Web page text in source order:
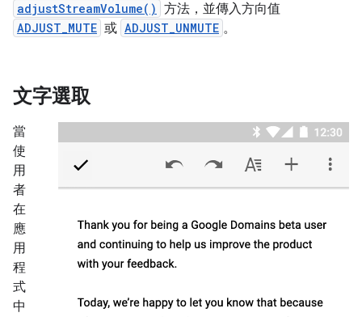
adjustStreamVolume() 方法，並傳入方向值
ADJUST_MUTE 或 ADJUST_UNMUTE 。
文字選取
當
使
用
者
在
應
用
程
式
中